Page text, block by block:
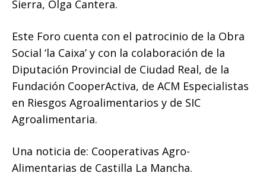
Sierra, Olga Cantera.
Este Foro cuenta con el patrocinio de la Obra
Social ‘la Caixa’ y con la colaboración de la
Diputación Provincial de Ciudad Real, de la
Fundación CooperActiva, de ACM Especialistas
en Riesgos Agroalimentarios y de SIC
Agroalimentaria.
Una noticia de: Cooperativas Agro-
Alimentarias de Castilla La Mancha.